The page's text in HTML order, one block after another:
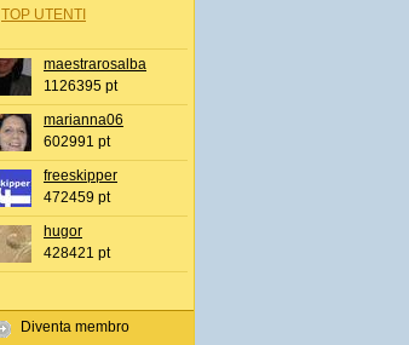
TOP UTENTI
maestrarosalba
1126395 pt
marianna06
602991 pt
freeskipper
472459 pt
hugor
428421 pt
Diventa membro